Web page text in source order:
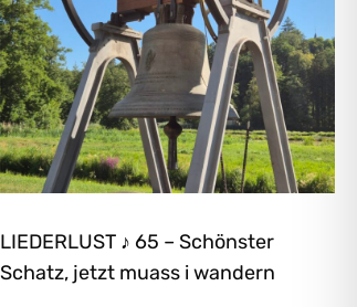
LIEDERLUST ♪ 65 – Schönster
Schatz, jetzt muass i wandern